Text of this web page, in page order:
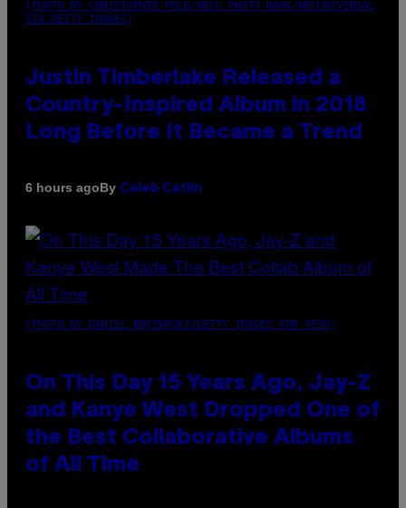
(PHOTO BY CHRISTOPHER POLK/NBCU PHOTO BANK/NBCUNIVERSAL
VIA GETTY IMAGES)
Justin Timberlake Released a
Country-Inspired Album in 2018
Long Before It Became a Trend
6 hours agoBy Caleb Catlin
(PHOTO BY DANIEL BOCZARSKI/GETTY IMAGES FOR VEVO)
On This Day 15 Years Ago, Jay-Z
and Kanye West Dropped One of
the Best Collaborative Albums
of All Time